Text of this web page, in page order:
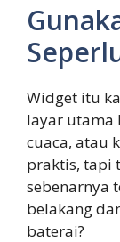
Widget itu
layar utama
cuaca, atau
praktis, tapi
sebenarnya
belakang
baterai?